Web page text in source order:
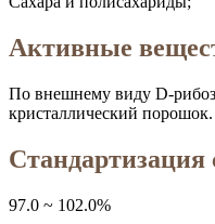
Активные
По внешнему виду D-
кристаллический порошок.
Стандартизация
97.0 ~ 102.0%